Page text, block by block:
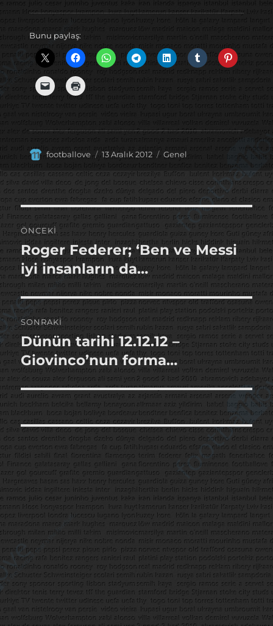
Bunu paylaş:
Yazar
footballove
Yayın
13 Aralık 2012 Kategoriler
Genel
Yazı
gezinmesi
ÖNCEKI
Önceki
yazı:
Roger Federer; ‘Ben ve Messi
iyi insanların da…
SONRAKI
Sonraki
yazı:
Dünün tarihi 12.12.12 –
Giovinco’nun forma…